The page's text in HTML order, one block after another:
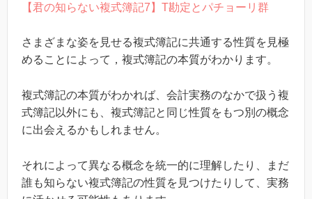
【君の知らない複式簿記7】T勘定とパチョーリ群
さまざまな姿を見せる複式簿記に共通する性質を見極
めることによって，複式簿記の本質がわかります。
複式簿記の本質がわかれば、会計実務のなかで扱う複
式簿記以外にも、複式簿記と同じ性質をもつ別の概念
に出会えるかもしれません。
それによって異なる概念を統一的に理解したり、まだ
誰も知らない複式簿記の性質を見つけたりして、実務